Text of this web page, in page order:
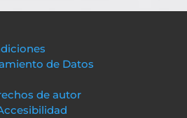
de Datos
de autor